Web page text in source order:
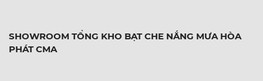
SHOWROOM TỔNG KHO BẠT CHE NẮNG MƯA HÒA
PHÁT CMA